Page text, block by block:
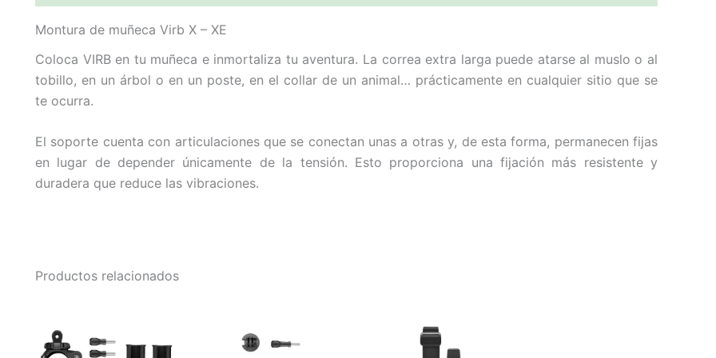
Montura de muñeca Virb X – XE
Coloca VIRB en tu muñeca e inmortaliza tu aventura. La correa extra larga puede atarse al muslo o al
tobillo, en un árbol o en un poste, en el collar de un animal… prácticamente en cualquier sitio que se
te ocurra.
El soporte cuenta con articulaciones que se conectan unas a otras y, de esta forma, permanecen fijas
en lugar de depender únicamente de la tensión. Esto proporciona una fijación más resistente y
duradera que reduce las vibraciones.
Productos relacionados